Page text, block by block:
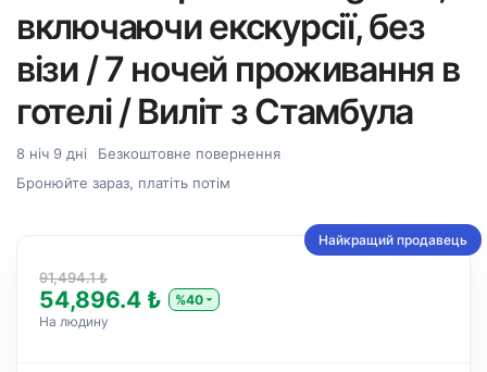
включаючи екскурсії, без
візи / 7 ночей проживання в
готелі / Виліт з Стамбула
8 ніч 9 дні
Безкоштовне повернення
Бронюйте зараз, платіть потім
Найкращий продавець
91,494.1 ₺
54,896.4 ₺
%40
На людину